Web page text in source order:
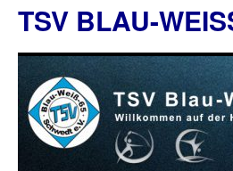
springen
TSV BLAU-